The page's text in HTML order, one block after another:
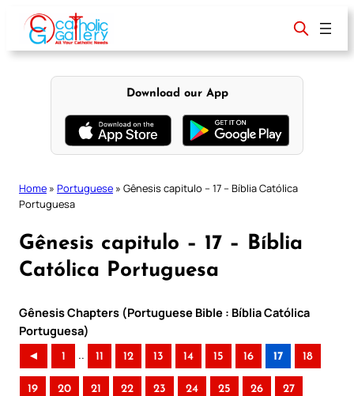
content
Download our App
Home » Portuguese » Gênesis capitulo – 17 – Bíblia Católica
Portuguesa
Gênesis capitulo – 17 – Bíblia
Católica Portuguesa
Gênesis Chapters (Portuguese Bible : Bíblia Católica
Portuguesa)
◄ 1 .. 11 12 13 14 15 16 17 18
19 20 21 22 23 24 25 26 27